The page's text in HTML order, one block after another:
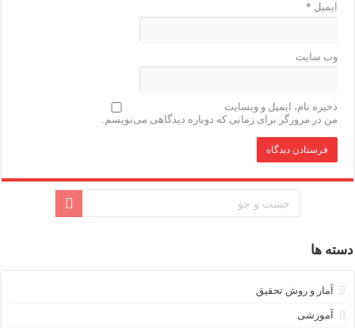
ایمیل *
وب‌ سایت
ذخیره نام، ایمیل و وبسایت
من در مرورگر برای زمانی که دوباره دیدگاهی می‌نویسم.
دسته ها
آمار و روش تحقیق
آموزشی